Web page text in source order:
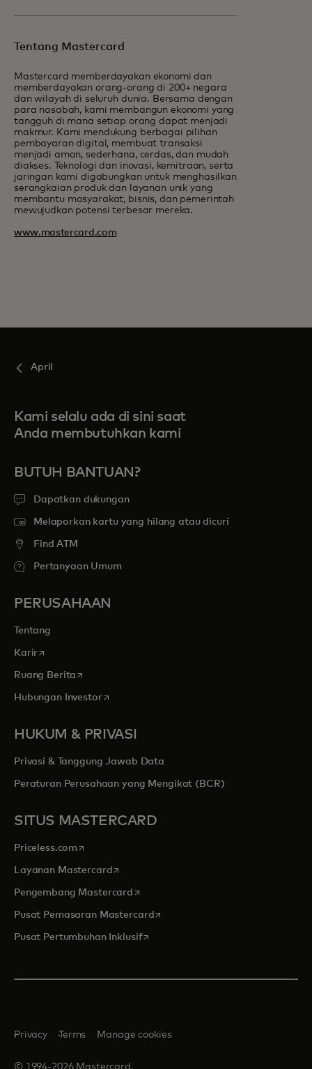
Tentang Mastercard
Mastercard memberdayakan ekonomi dan
memberdayakan orang-orang di 200+ negara
dan wilayah di seluruh dunia. Bersama dengan
para nasabah, kami membangun ekonomi yang
tangguh di mana setiap orang dapat menjadi
makmur. Kami mendukung berbagai pilihan
pembayaran digital, membuat transaksi
menjadi aman, sederhana, cerdas, dan mudah
diakses. Teknologi dan inovasi, kemitraan, serta
jaringan kami digabungkan untuk menghasilkan
serangkaian produk dan layanan unik yang
membantu masyarakat, bisnis, dan pemerintah
mewujudkan potensi terbesar mereka.
www.mastercard.com
April
Kami selalu ada di sini saat
Anda membutuhkan kami
BUTUH BANTUAN?
Dapatkan dukungan
Melaporkan kartu yang hilang atau dicuri
Find ATM
Pertanyaan Umum
PERUSAHAAN
Tentang
Kariropens in a new tab
Ruang Berita opens in a new tab
Hubungan Investoropens in a new tab
HUKUM & PRIVASI
Privasi & Tanggung Jawab Data
Peraturan Perusahaan yang Mengikat (BCR)
SITUS MASTERCARD
Priceless.com opens in a new tab
Layanan Mastercardopens in a new tab
Pengembang Mastercard opens in a new tab
Pusat Pemasaran Mastercardopens in a new tab
Pusat Pertumbuhan Inklusifopens in a new tab
© 1994-2026 Mastercard.
Privacy Terms Manage cookies